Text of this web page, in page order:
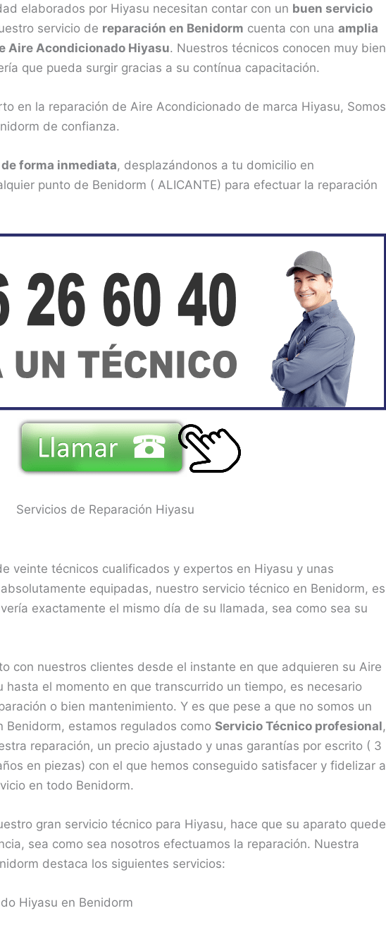
elaborados por Hiyasu necesitan contar con un buen servicio
servicio de reparación en Benidorm cuenta con una amplia
Aire Acondicionado Hiyasu. Nuestros técnicos conocen muy bien
que pueda surgir gracias a su contínua capacitación.
en la reparación de Aire Acondicionado de marca Hiyasu, Somos
de confianza.
forma inmediata, desplazándonos a tu domicilio en
punto de Benidorm ( ALICANTE) para efectuar la reparación
Servicios de Reparación Hiyasu
veinte técnicos cualificados y expertos en Hiyasu y unas
equipadas, nuestro servicio técnico en Benidorm, es
exactamente el mismo día de su llamada, sea como sea su
con nuestros clientes desde el instante en que adquieren su Aire
hasta el momento en que transcurrido un tiempo, es necesario
o bien mantenimiento. Y es que pese a que no somos un
Benidorm, estamos regulados como Servicio Técnico profesional,
reparación, un precio ajustado y unas garantías por escrito ( 3
en piezas) con el que hemos conseguido satisfacer y fidelizar a
en todo Benidorm.
gran servicio técnico para Hiyasu, hace que su aparato quede
sea como sea nosotros efectuamos la reparación. Nuestra
destaca los siguientes servicios:
Hiyasu en Benidorm